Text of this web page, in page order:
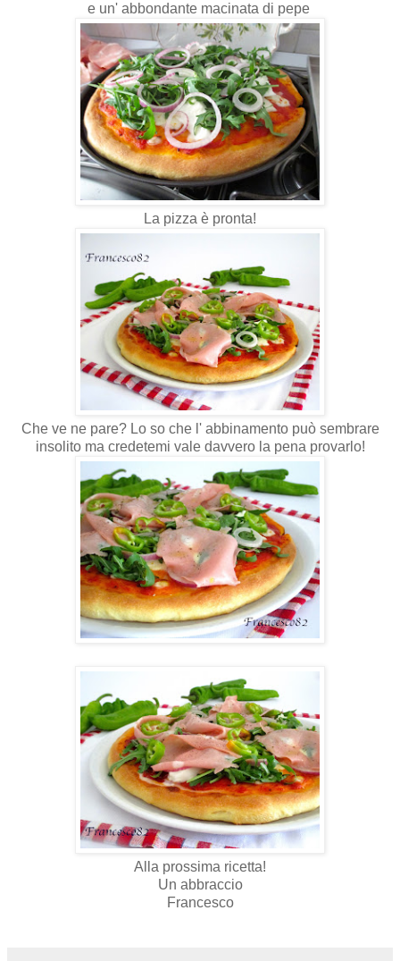
e un' abbondante macinata di pepe
La pizza è pronta!
Che ve ne pare? Lo so che l' abbinamento può sembrare
insolito ma credetemi vale davvero la pena provarlo!
Alla prossima ricetta!
Un abbraccio
Francesco